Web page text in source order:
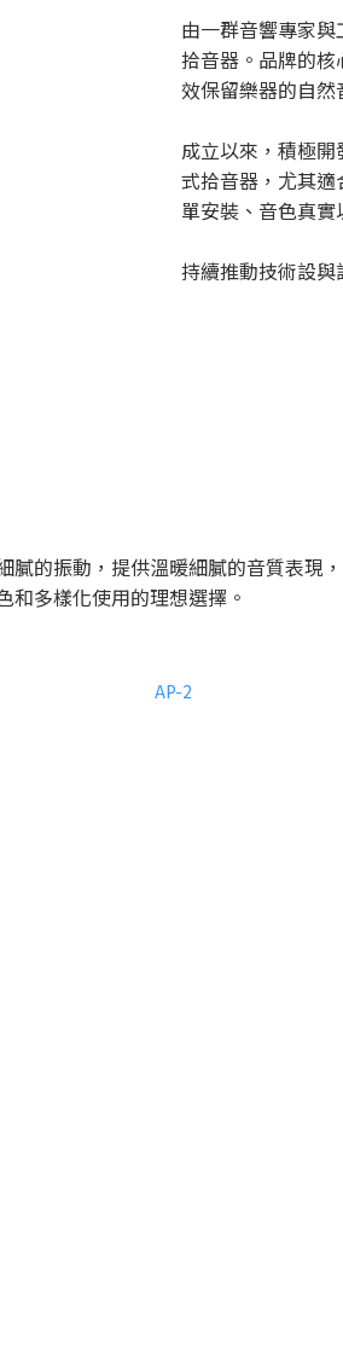
由一群音響專家
拾音器。品牌的
效保留樂器的自然
成立以來，積極
式拾音器，尤其
單安裝、音色真
持續推動技術設與
的振動，提供溫暖細膩的音質表現
和多樣化使用的理想選擇。